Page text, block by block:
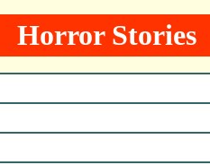
Horror Stories